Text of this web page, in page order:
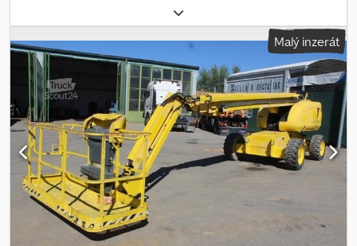
Pracovná výška: 23,00 metra Výška plošiny: 21,00 metra Rozmery
koša: 1 800 x 750 x 1 100 mm Otočné rameno koša Rok výroby: 2010
Vlastná hmotnosť: 15 200 kg Nosnosť: 250 kg Maximálny počet
osôb na pracovnej plošine: 2 osoby Zmeny, predbežný predaj a
chyby sú výslovne vyhradené. Tento popis slúži na všeobecné
určenie vozidla a nepredstavuje záruku v zmysle práva o kúpe.
Rozhodujúci je opis podľa kúpnej zmluvy. Naša ponuka je vo
všeobecnosti bez novej TK. V prípade záujmu o novú technickú
kontrolu vám radi sprostredkujeme ponuku od našich
partnerských servisov! Vozidlo môže byť polepené alebo popísané
reklamou. Platí naše všeobecné dodacie a platobné podmienky.
Dkjdpfsx S An Ujx Aqvjr
Malý inzerát